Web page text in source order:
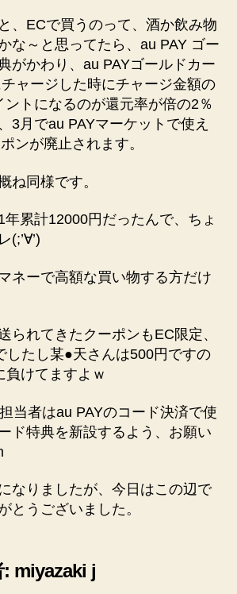
、ECで買うのって、酒か飲み物
な～と思ってたら、au PAY ゴー
がかわり、au PAYゴールドカー
チャージした時にチャージ金額の
ントになるのが還元率が倍の2％
3月でau PAYマーケットで使え
ンが廃止されます。
ね同様です。
年累計12000円だったんで、ちょ
(;’∀’)
ネーで高額な買い物する方だけ
られてきたクーポンもEC限定、
したし某●天さんは500円ですの
負けてますよｗ
当者はau PAYのコード決済で使
ド特典を新設するよう、お願い
なりましたが、今日はこの辺で
とうございました。
miyazaki j